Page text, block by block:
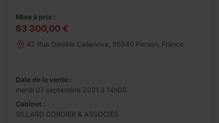
Mise à prix :
83 300,00 €
42 Rue Danièle Casanova, 95340 Persan, France
Date de la vente :
mardi 07 septembre 2021 à 14h00
Cabinet :
SILLARD CORDIER & ASSOCIÉS